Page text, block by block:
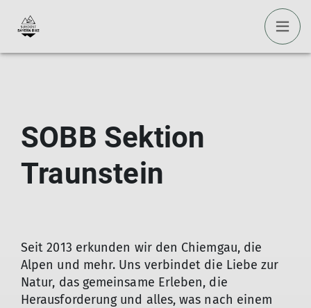
SOBB Sektion
Traunstein
Seit 2013 erkunden wir den Chiemgau, die
Alpen und mehr. Uns verbindet die Liebe zur
Natur, das gemeinsame Erleben, die
Herausforderung und alles, was nach einem